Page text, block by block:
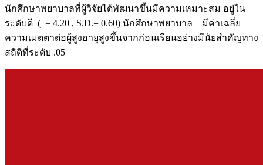
นักศึกษาพยาบาลที่ผู้วิจัยได้พัฒนาขึ้นมีความเหมาะสม อยู่ใน
ระดับดี ( = 4.20 , S.D.= 0.60) นักศึกษาพยาบาล มีค่าเฉลี่ย
ความเมตตาต่อผู้สูงอายุสูงขึ้นจากก่อนเรียนอย่างมีนัยสำคัญทาง
สถิติที่ระดับ .05